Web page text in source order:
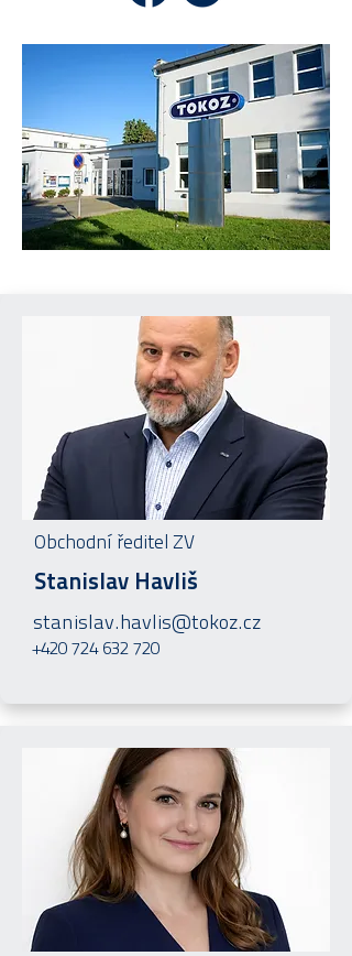
Obchodní ředitel ZV
Stanislav Havliš
stanislav.havlis@tokoz.cz
+420 724 632 720